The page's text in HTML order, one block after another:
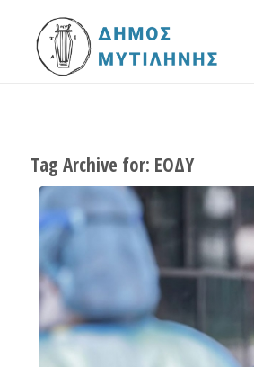
Tag Archive for: ΕΟΔΥ